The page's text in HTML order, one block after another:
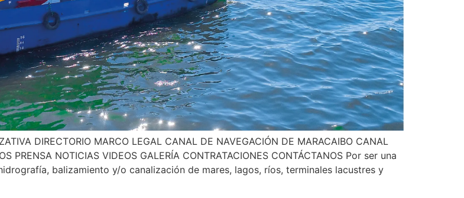
DIRECTORIO MARCO LEGAL CANAL DE NAVEGACIÓN DE MARACAIBO CANAL
PRENSA NOTICIAS VIDEOS GALERÍA CONTRATACIONES CONTÁCTANOS Por ser una
balizamiento y/o canalización de mares, lagos, ríos, terminales lacustres y